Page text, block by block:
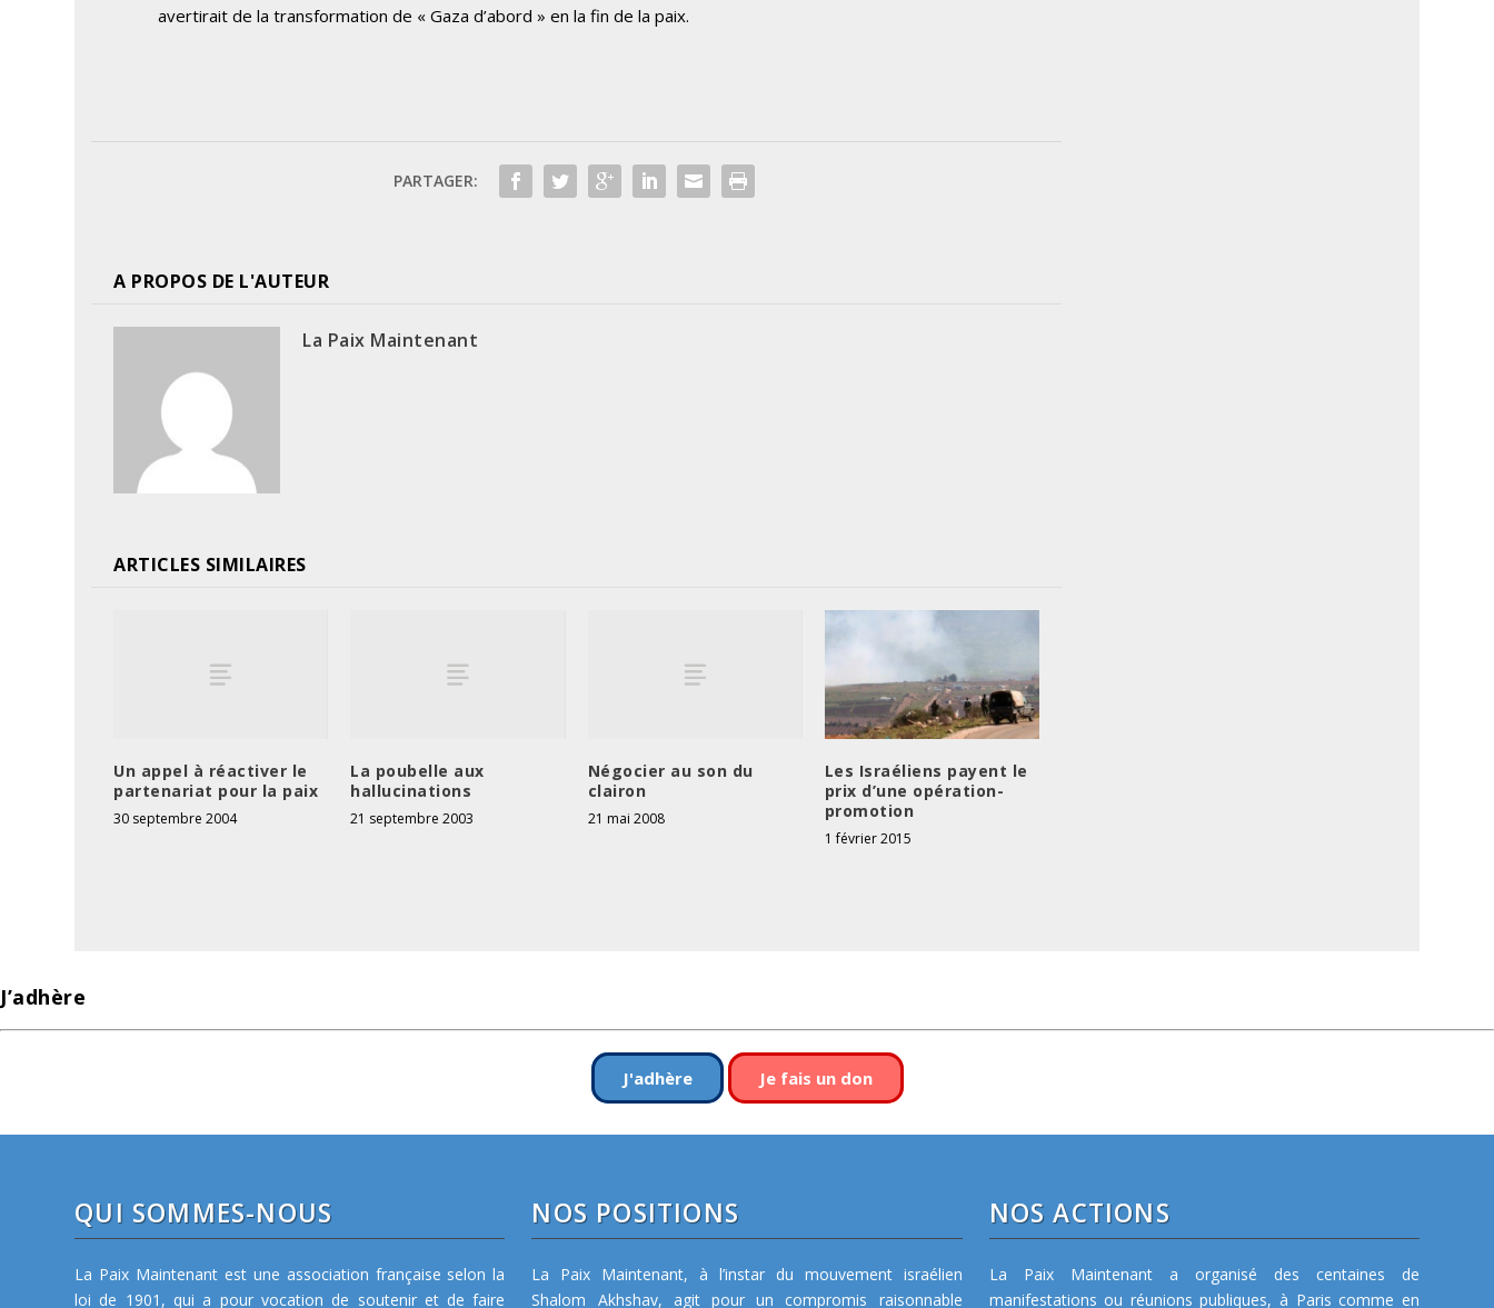
avertirait de la transformation de « Gaza d’abord » en la fin de la paix.
PARTAGER:
A PROPOS DE L'AUTEUR
La Paix Maintenant
ARTICLES SIMILAIRES
Un appel à réactiver le
partenariat pour la paix
30 septembre 2004
La poubelle aux
hallucinations
21 septembre 2003
Négocier au son du
clairon
21 mai 2008
Les Israéliens payent le
prix d’une opération-
promotion
1 février 2015
J’adhère
J'adhère Je fais un don
QUI SOMMES-NOUS
La Paix Maintenant est une association française selon la
loi de 1901, qui a pour vocation de soutenir et de faire
NOS POSITIONS
La Paix Maintenant, à l’instar du mouvement israélien
Shalom Akhshav, agit pour un compromis raisonnable
NOS ACTIONS
La Paix Maintenant a organisé des centaines de
manifestations ou réunions publiques, à Paris comme en